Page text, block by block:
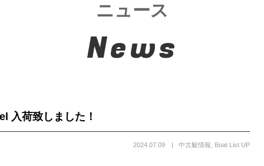
ニュース
News
入荷致しました！
2024.07.09 中古艇情報 Boat List UP